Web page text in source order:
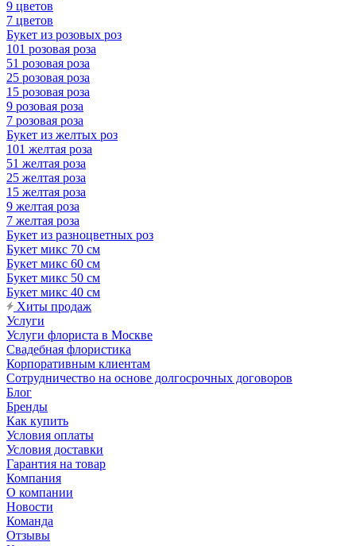
9 цветов
7 цветов
Букет из розовых роз
101 розовая роза
51 розовая роза
25 розовая роза
15 розовая роза
9 розовая роза
7 розовая роза
Букет из желтых роз
101 желтая роза
51 желтая роза
25 желтая роза
15 желтая роза
9 желтая роза
7 желтая роза
Букет из разноцветных роз
Букет микс 70 см
Букет микс 60 см
Букет микс 50 см
Букет микс 40 см
Хиты продаж
Услуги
Услуги флориста в Москве
Свадебная флористика
Корпоративным клиентам
Сотрудничество на основе долгосрочных договоров
Блог
Бренды
Как купить
Условия оплаты
Условия доставки
Гарантия на товар
Компания
О компании
Новости
Команда
Отзывы